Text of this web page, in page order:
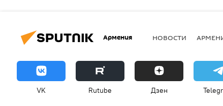
Армения НОВОСТИ
VK Rutube Дзен